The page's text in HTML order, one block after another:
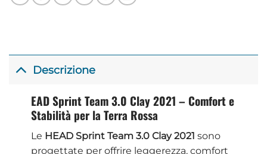
Descrizione
EAD Sprint Team 3.0 Clay 2021 – Comfort e
Stabilità per la Terra Rossa
Le HEAD Sprint Team 3.0 Clay 2021 sono
progettate per offrire leggerezza, comfort